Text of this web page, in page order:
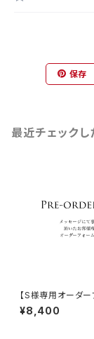
保存
最近チェックし
【S様専用オーダー
¥8,400